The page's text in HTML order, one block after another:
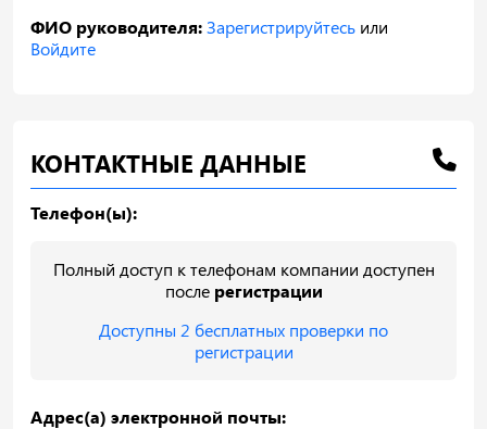
ФИО руководителя:Зарегистрируйтесь или
Войдите
КОНТАКТНЫЕ ДАННЫЕ
Телефон(ы):
Полный доступ к телефонам компании доступен
после регистрации
Доступны 2 бесплатных проверки по
регистрации
Адрес(а) электронной почты: